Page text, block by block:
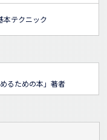
テクニック
るための本」著者